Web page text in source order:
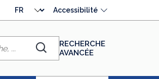
langue
Accessibilité
Chercher
RECHERCHE
AVANCÉE